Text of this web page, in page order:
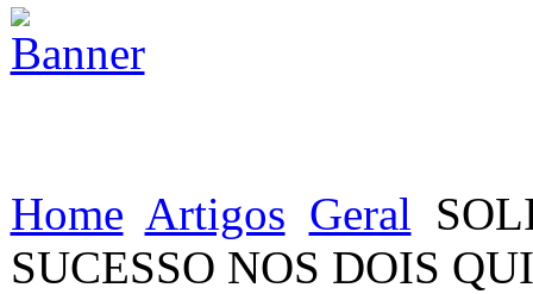
Home Artigos Geral
SUCESSO NOS DOIS